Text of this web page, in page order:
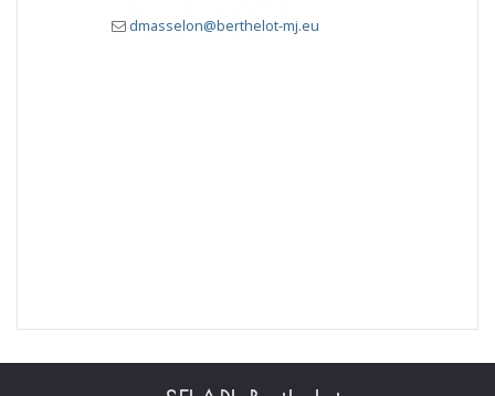
dmasselon@berthelot-mj.eu